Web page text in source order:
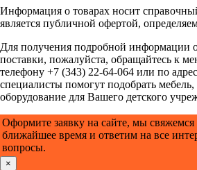
Информация о товарах носит
является публичной офертой,
Для получения подробной информации
поставки, пожалуйста, обращайтесь к
телефону +7 (343) 22-64-064 или по
специалисты помогут подобрать
оборудование для Вашего детского
Оформите заявку на сайте, мы свяжемся
ближайшее время и ответим на все
вопросы.
×